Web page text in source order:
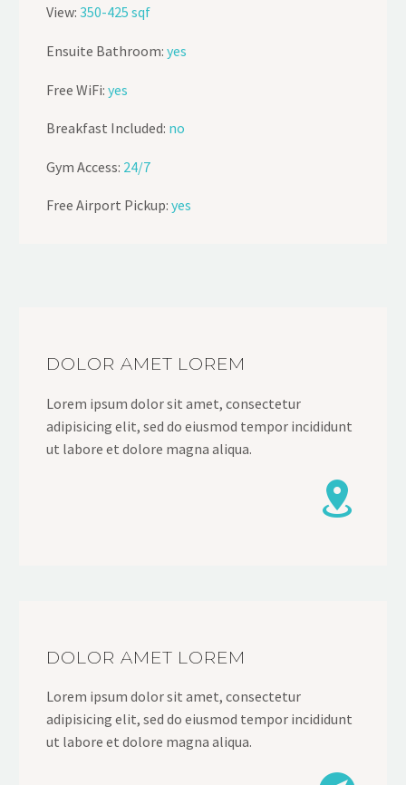
View: 350-425 sqf
Ensuite Bathroom: yes
Free WiFi: yes
Breakfast Included: no
Gym Access: 24/7
Free Airport Pickup: yes
DOLOR AMET LOREM
Lorem ipsum dolor sit amet, consectetur
adipisicing elit, sed do eiusmod tempor incididunt
ut labore et dolore magna aliqua.


DOLOR AMET LOREM
Lorem ipsum dolor sit amet, consectetur
adipisicing elit, sed do eiusmod tempor incididunt
ut labore et dolore magna aliqua.